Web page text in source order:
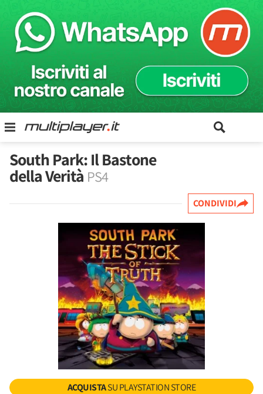
South Park: Il Bastone
della Verità PS4
CONDIVIDI
ACQUISTASU PLAYSTATION STORE